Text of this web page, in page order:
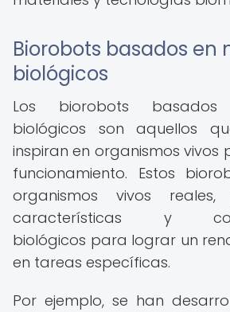
Biorobots basados en
biológicos
Los biorobots
biológicos son aquellos
inspiran en organismos vivos
funcionamiento. Estos
organismos vivos
características y
biológicos para lograr un
en tareas específicas.
Por ejemplo, se han